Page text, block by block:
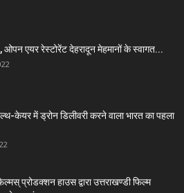
एयर रेस्टोरेंट देहरादून मेहमानों के स्वागत...
केयर में ड्रोन डिलीवरी करने वाला भारत का पहला
प्रोडक्शन हाउस द्वारा उत्तराखण्डी फिल्म